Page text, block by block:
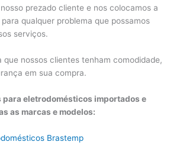
prezado cliente e nos colocamos a
qualquer problema que possamos
serviços.
que nossos clientes tenham comodidade,
em sua compra.
para eletrodomésticos importados e
as marcas e modelos:
Brastemp